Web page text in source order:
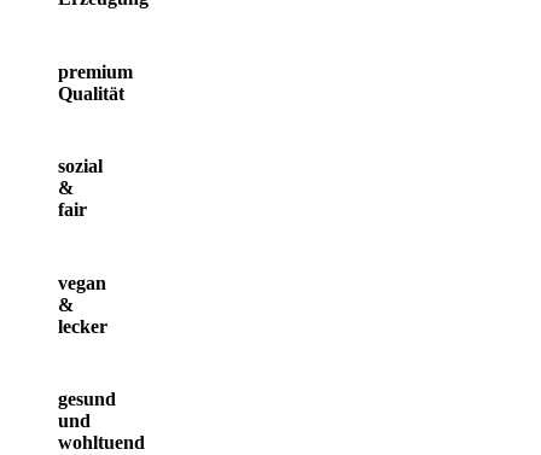
premium
Qualität
sozial
&
fair
vegan
&
lecker
gesund
und
wohltuend